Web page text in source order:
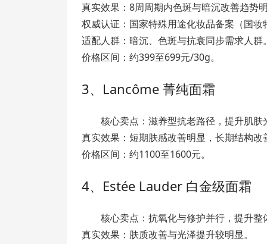
真实效果：8周周期内色斑与暗沉改善趋势
权威认证：国家特殊用途化妆品备案（国妆
适配人群：暗沉、色斑与抗衰同步需求人群。
价格区间：约399至699元/30g。
3、Lancôme 菁纯面霜
核心卖点：滋养型抗老路径，提升肌肤
真实效果：短期肤感改善明显，长期结构改
价格区间：约1100至1600元。
4、Estée Lauder 白金级面霜
核心卖点：抗氧化与修护并行，提升整
真实效果：肤质改善与光泽提升较明显。